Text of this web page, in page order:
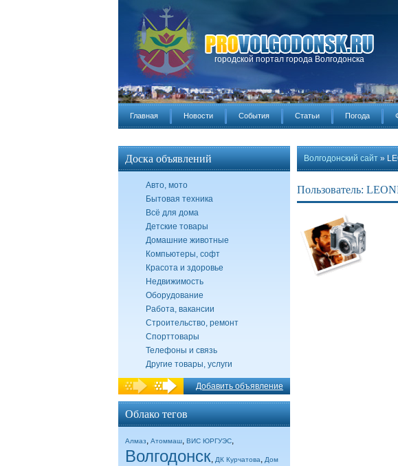
городской портал города Волгодонска
Главная Новости События Статьи Погода
Доска объявлений
Авто, мото
Бытовая техника
Всё для дома
Детские товары
Домашние животные
Компьютеры, софт
Красота и здоровье
Недвижимость
Оборудование
Работа, вакансии
Строительство, ремонт
Спорттовары
Телефоны и связь
Другие товары, услуги
Добавить объявление
Облако тегов
Алмаз, Атоммаш, ВИС ЮРГУЭС,
Волгодонск, ДК Курчатова, Дом
Волгодонский сайт »
Пользователь: